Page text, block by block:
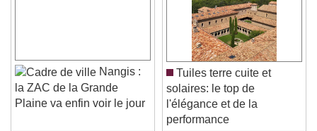
Skip Forward
Current Time0:00
/
Duration-:-
Loaded:0%
Seek to live, currently behind liveLIVE
Nangis :
la ZAC de la Grande
Tuiles terre cuite et
solaires: le top de
l'élégance et de la